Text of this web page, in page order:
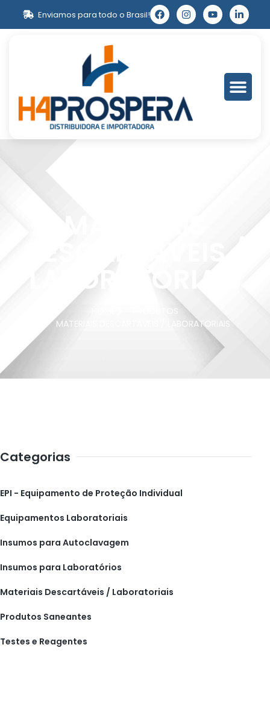
Enviamos para todo o Brasil!
LABORATORIAIS
PRODUTOS
MATERIAIS DESCARTÁVEIS / LABORATORIAIS
Categorias
EPI - Equipamento de Proteção Individual
Equipamentos Laboratoriais
Insumos para Autoclavagem
Insumos para Laboratórios
Materiais Descartáveis / Laboratoriais
Produtos Saneantes
Testes e Reagentes